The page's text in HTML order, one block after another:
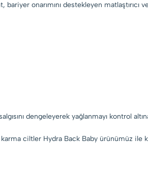
onarımını destekleyen
dengeleyerek yağlanmayı kontrol
ciltler Hydra Back Baby ürünümüz ile